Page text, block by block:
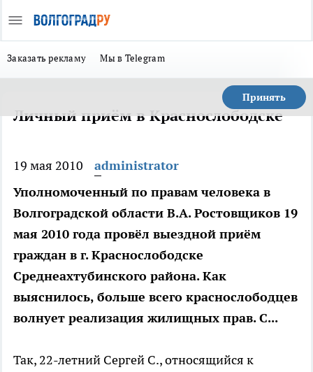
Заказать рекламу Мы в Telegram
Принять
Личный приём в Краснослободске
19 мая 2010
administrator
Уполномоченный по правам человека в
Волгоградской области В.А. Ростовщиков 19
мая 2010 года провёл выездной приём
граждан в г. Краснослободске
Среднеахтубинского района. Как
выяснилось, больше всего краснослободцев
волнует реализация жилищных прав. С...
Так, 22-летний Сергей С., относящийся к